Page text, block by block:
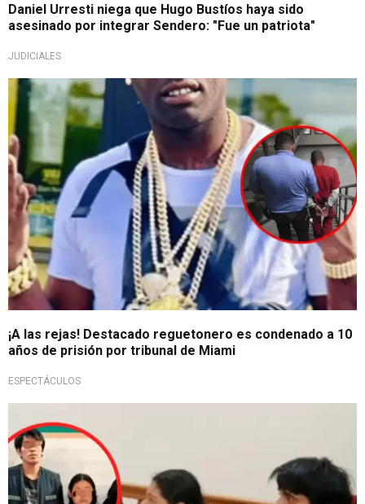
Daniel Urresti niega que Hugo Bustíos haya sido
asesinado por integrar Sendero: "Fue un patriota"
JUDICIALES
En EE.UU.
¡A las rejas! Destacado reguetonero es condenado a 10
años de prisión por tribunal de Miami
ESPECTÁCULOS